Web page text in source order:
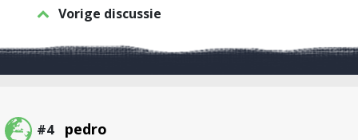
Vorige discussie
#4 pedro